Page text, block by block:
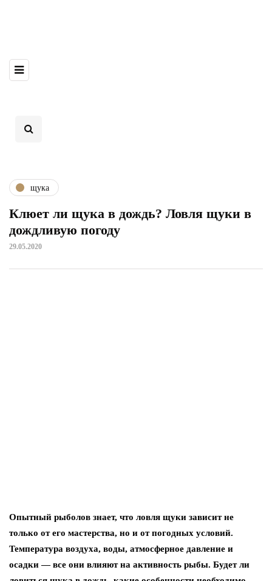
щука
Клюет ли щука в дождь? Ловля щуки в
дождливую погоду
29.05.2020
Опытный рыболов знает, что ловля щуки зависит не
только от его мастерства, но и от погодных условий.
Температура воздуха, воды, атмосферное давление и
осадки — все они влияют на активность рыбы. Будет ли